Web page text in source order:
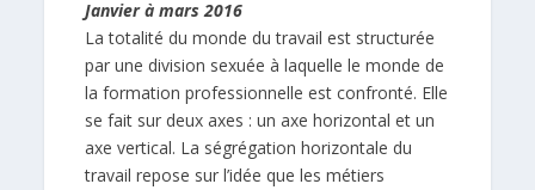
Janvier à mars 2016
La totalité du monde du travail est structurée
par une division sexuée à laquelle le monde de
la formation professionnelle est confronté. Elle
se fait sur deux axes : un axe horizontal et un
axe vertical. La ségrégation horizontale du
travail repose sur l’idée que les métiers